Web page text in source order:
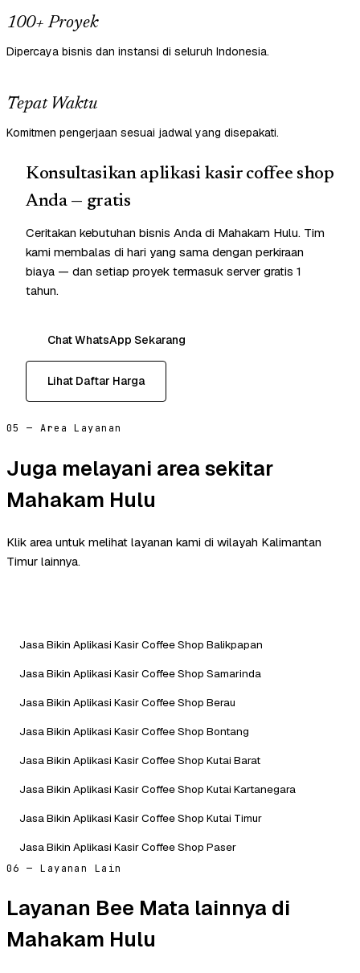
100+ Proyek
Dipercaya bisnis dan instansi di seluruh Indonesia.
Tepat Waktu
Komitmen pengerjaan sesuai jadwal yang disepakati.
Konsultasikan aplikasi kasir coffee shop
Anda — gratis
Ceritakan kebutuhan bisnis Anda di Mahakam Hulu. Tim
kami membalas di hari yang sama dengan perkiraan
biaya — dan setiap proyek termasuk server gratis 1
tahun.
Chat WhatsApp Sekarang
Lihat Daftar Harga
05 — Area Layanan
Juga melayani area sekitar
Mahakam Hulu
Klik area untuk melihat layanan kami di wilayah Kalimantan
Timur lainnya.
Jasa Bikin Aplikasi Kasir Coffee Shop Balikpapan
Jasa Bikin Aplikasi Kasir Coffee Shop Samarinda
Jasa Bikin Aplikasi Kasir Coffee Shop Berau
Jasa Bikin Aplikasi Kasir Coffee Shop Bontang
Jasa Bikin Aplikasi Kasir Coffee Shop Kutai Barat
Jasa Bikin Aplikasi Kasir Coffee Shop Kutai Kartanegara
Jasa Bikin Aplikasi Kasir Coffee Shop Kutai Timur
Jasa Bikin Aplikasi Kasir Coffee Shop Paser
06 — Layanan Lain
Layanan Bee Mata lainnya di
Mahakam Hulu